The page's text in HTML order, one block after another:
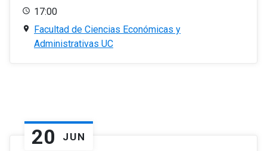
17:00
Facultad de Ciencias Económicas y
Administrativas UC
20 JUN